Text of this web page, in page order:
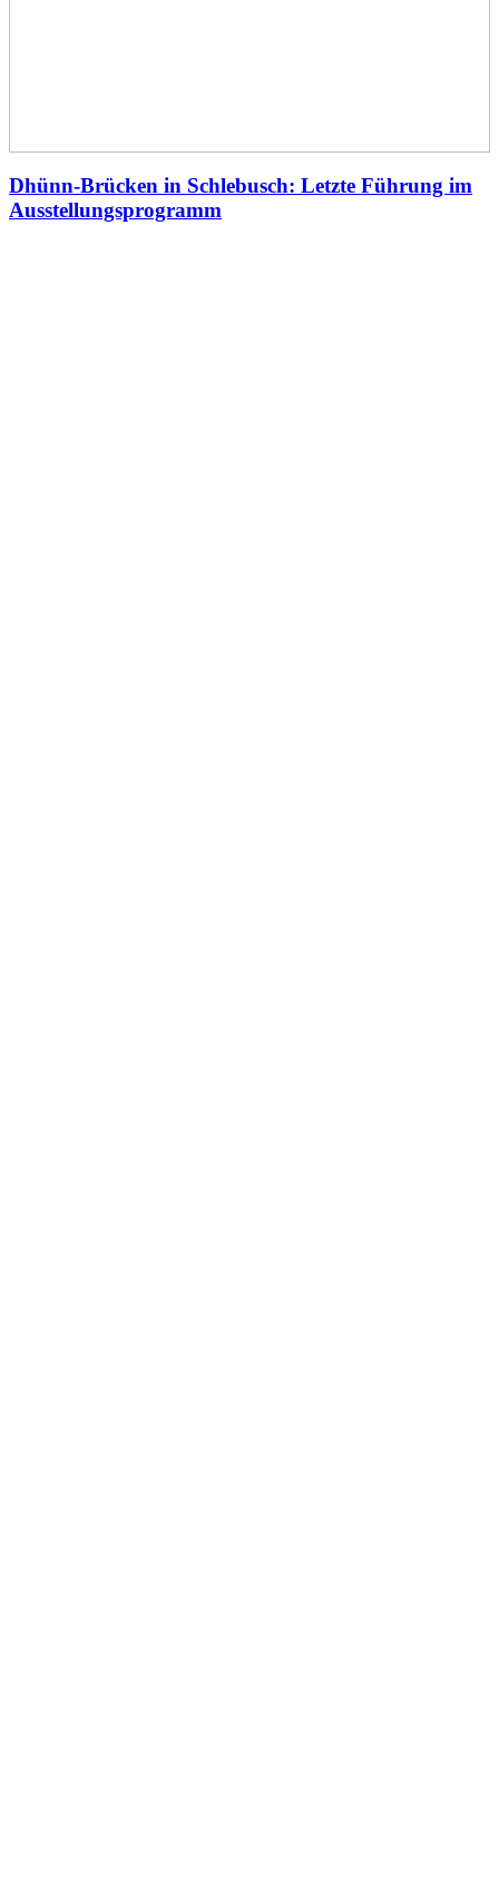
Dhünn-Brücken in Schlebusch: Letzte Führung im
Ausstellungsprogramm